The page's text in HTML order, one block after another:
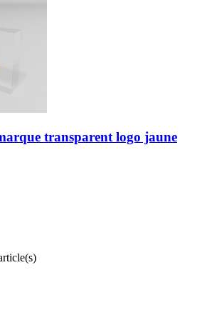
transparent logo jaune